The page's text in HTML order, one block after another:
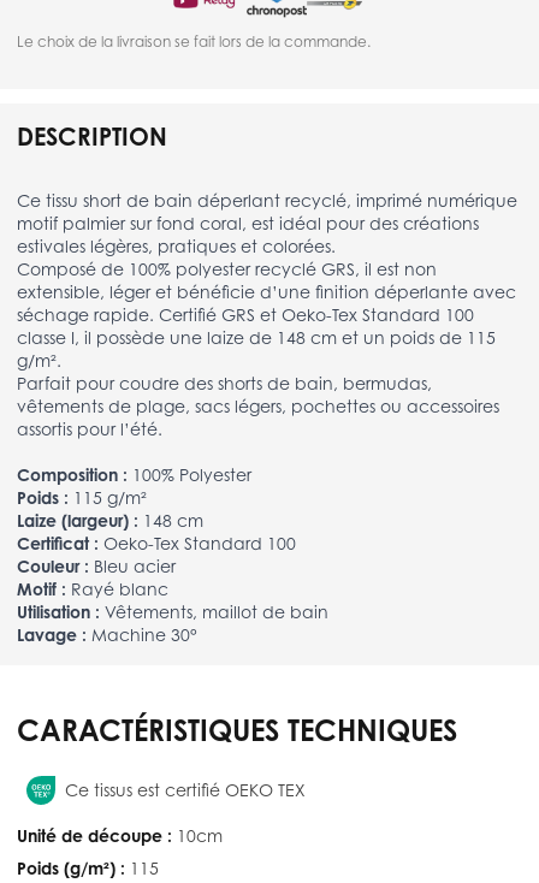
Le choix de la livraison se fait lors de la commande.
DESCRIPTION
Ce tissu short de bain déperlant recyclé, imprimé numérique
motif palmier sur fond coral, est idéal pour des créations
estivales légères, pratiques et colorées.
Composé de 100% polyester recyclé GRS, il est non
extensible, léger et bénéficie d’une finition déperlante avec
séchage rapide. Certifié GRS et Oeko-Tex Standard 100
classe I, il possède une laize de 148 cm et un poids de 115
g/m².
Parfait pour coudre des shorts de bain, bermudas,
vêtements de plage, sacs légers, pochettes ou accessoires
assortis pour l’été.
Composition : 100% Polyester
Poids : 115 g/m²
Laize (largeur) : 148 cm
Certificat : Oeko-Tex Standard 100
Couleur : Bleu acier
Motif : Rayé blanc
Utilisation : Vêtements, maillot de bain
Lavage : Machine 30°
CARACTÉRISTIQUES TECHNIQUES
Ce tissus est certifié OEKO TEX
Unité de découpe : 10cm
Poids (g/m²) : 115